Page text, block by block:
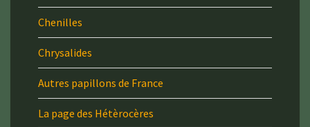
Chenilles
Chrysalides
Autres papillons de France
La page des Hétèrocères